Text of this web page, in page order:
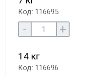
Код: 116695
- +
14 кг
Код: 116696